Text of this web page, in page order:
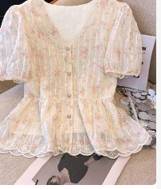
TOP 3위
에서 보호 플러스 사이즈 탑
명 "무향"